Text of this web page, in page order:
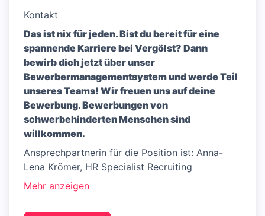
Kontakt
Das ist nix für jeden. Bist du bereit für eine
spannende Karriere bei Vergölst? Dann
bewirb dich jetzt über unser
Bewerbermanagementsystem und werde Teil
unseres Teams! Wir freuen uns auf deine
Bewerbung. Bewerbungen von
schwerbehinderten Menschen sind
willkommen.
Ansprechpartnerin für die Position ist: Anna-
Lena Krömer, HR Specialist Recruiting
Mehr anzeigen